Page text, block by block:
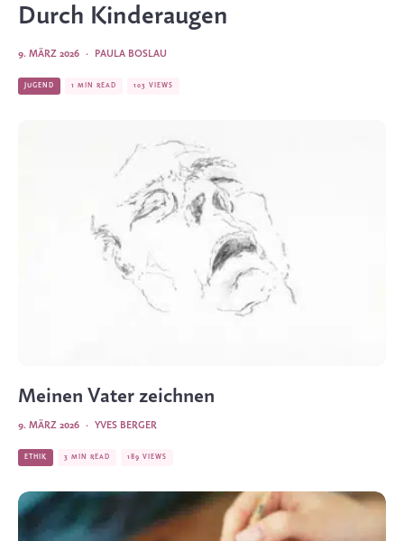
Durch Kinderaugen
PAULA BOSLAU
·
9. MÄRZ 2026
JUGEND 1 MIN READ 103 VIEWS
Meinen Vater zeichnen
YVES BERGER
·
9. MÄRZ 2026
ETHIK 3 MIN READ 189 VIEWS